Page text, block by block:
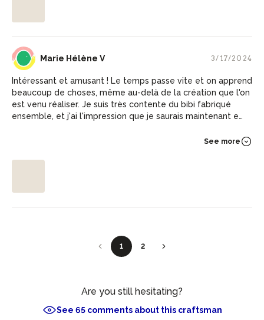
MH Marie Hélène V 3/17/2024
Intéressant et amusant ! Le temps passe vite et on apprend
beaucoup de choses, même au-delà de la création que l'on
est venu réaliser. Je suis très contente du bibi fabriqué
ensemble, et j'ai l'impression que je saurais maintenant en
See more
1 2
Are you still hesitating?
See 65 comments about this craftsman